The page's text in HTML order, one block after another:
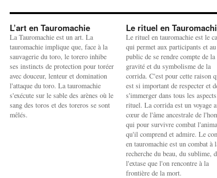
L’art en Tauromachie
La Tauromachie est un art. La
tauromachie implique que, face à la
sauvagerie du toro, le torero inhibe
ses instincts de protection pour toréer
avec douceur, lenteur et domination
l'attaque du toro. La tauromachie
s'exécute sur le sable des arènes où le
sang des toros et des toreros se sont
mêlés.
Le rituel en
Le rituel en tauromachie est le
qui permet aux participants et au
public de se rendre compte de la
gravité et du symbolisme de la
corrida. C'est pour cette raison
est si important de respecter et
s'immerger dans tous les
rituel. La corrida est un voyage
cœur de l'âme ancestrale de
qui pour survivre combat
qu'il comprend et admire. Le
en tauromachie est un combat à
recherche du beau, du sublime,
l'extase que l'on rencontre à la
frontière de la mort.